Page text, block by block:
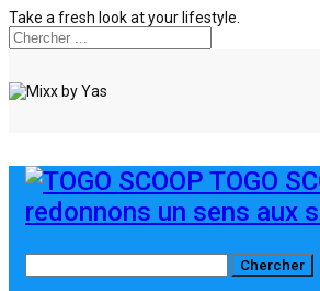
Take a fresh look at your lifestyle.
TOGO
redonnons un sens aux